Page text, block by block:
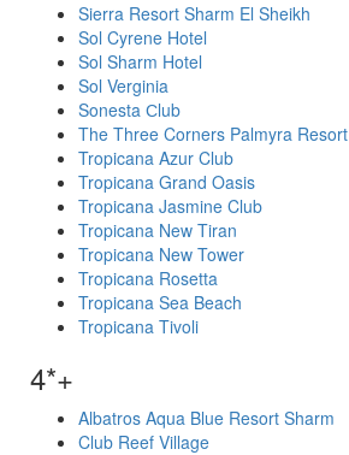
Sierra Resort Sharm El Sheikh
Sol Cyrene Hotel
Sol Sharm Hotel
Sol Verginia
Sonesta Сlub
The Three Corners Palmyra Resort
Tropicana Azur Club
Tropicana Grand Oasis
Tropicana Jasmine Club
Tropicana New Tiran
Tropicana New Tower
Tropicana Rosetta
Tropicana Sea Beach
Tropicana Tivoli
4*+
Albatros Aqua Blue Resort Sharm
Club Reef Village